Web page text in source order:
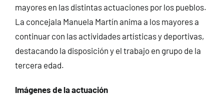
mayores en las distintas actuaciones por los pueblos.
La concejala Manuela Martín anima a los mayores a
continuar con las actividades artísticas y deportivas,
destacando la disposición y el trabajo en grupo de la
tercera edad.
Imágenes de la actuación